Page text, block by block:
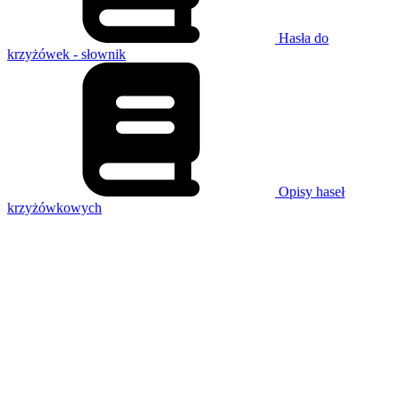
Hasła do
krzyżówek - słownik
Opisy haseł
krzyżówkowych